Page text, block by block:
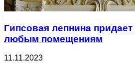
Гипсовая лепнина
любым помещениям
11.11.2023